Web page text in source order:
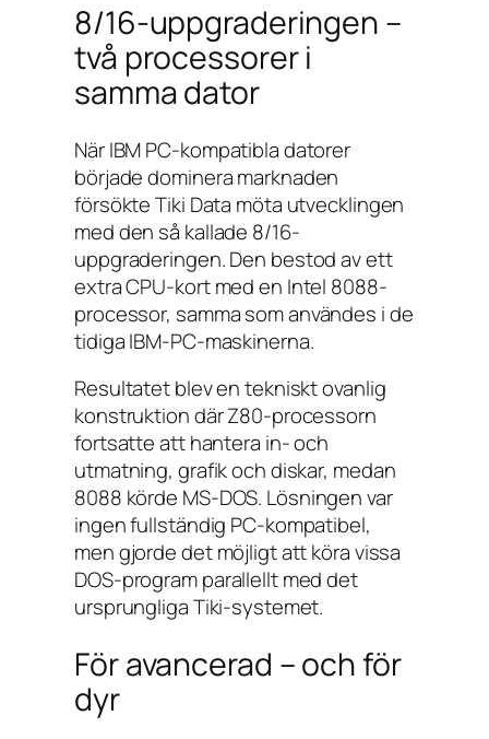
8/16-uppgraderingen –
två processorer i
samma dator
När IBM PC-kompatibla datorer
började dominera marknaden
försökte Tiki Data möta utvecklingen
med den så kallade 8/16-
uppgraderingen. Den bestod av ett
extra CPU-kort med en Intel 8088-
processor, samma som användes i de
tidiga IBM-PC-maskinerna.
Resultatet blev en tekniskt ovanlig
konstruktion där Z80-processorn
fortsatte att hantera in- och
utmatning, grafik och diskar, medan
8088 körde MS-DOS. Lösningen var
ingen fullständig PC-kompatibel,
men gjorde det möjligt att köra vissa
DOS-program parallellt med det
ursprungliga Tiki-systemet.
För avancerad – och för
dyr